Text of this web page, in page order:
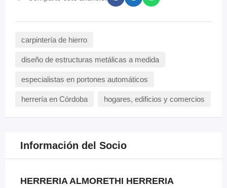
carpintería de hierro
diseño de estructuras metálicas a medida
especialistas en portones automáticos
herrería en Córdoba hogares, edificios y comercios
Información del Socio
HERRERIA ALMORETHI HERRERIA